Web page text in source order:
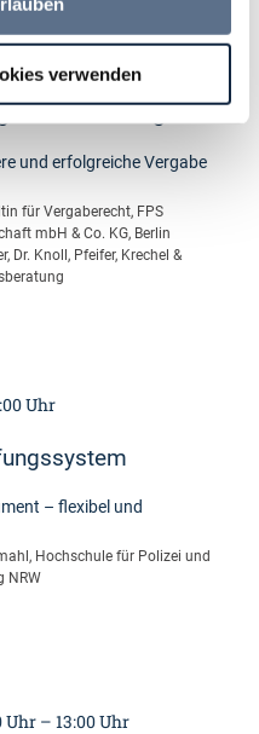
verwenden
und erfolgreiche Vergabe
für Vergaberecht, FPS
mbH & Co. KG, Berlin
Dr. Knoll, Pfeifer, Krechel &
Uhr
– flexibel und
Hochschule für Polizei und
NRW
Uhr – 13:00 Uhr